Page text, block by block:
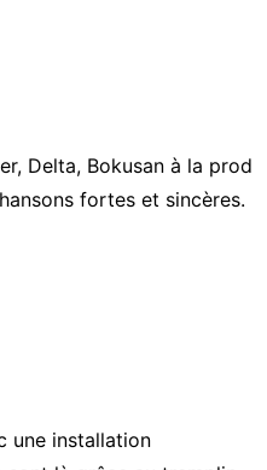
Delta, Bokusan à la prod
fortes et sincères.
une installation